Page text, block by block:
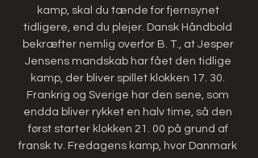
kamp, skal du tænde for fjernsynet
tidligere, end du plejer. Dansk Håndbold
bekræfter nemlig overfor B. T., at Jesper
Jensens mandskab har fået den tidlige
kamp, der bliver spillet klokken 17. 30.
Frankrig og Sverige har den sene, som
endda bliver rykket en halv time, så den
først starter klokken 21. 00 på grund af
fransk tv. Fredagens kamp, hvor Danmark